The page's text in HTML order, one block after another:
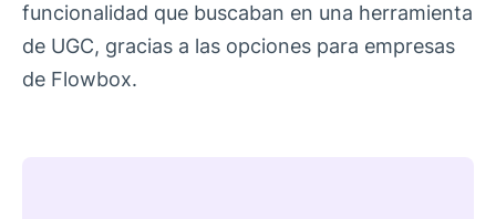
funcionalidad que buscaban en una herramienta
de UGC, gracias a las opciones para empresas
de Flowbox.